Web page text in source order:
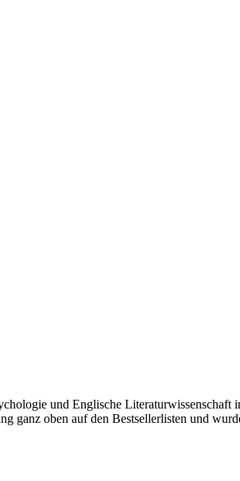
und Englische
ganz oben auf den Bestsellerlisten und